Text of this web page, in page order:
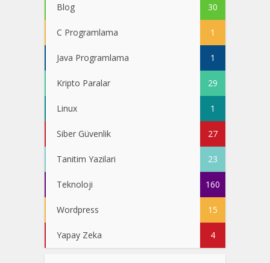
Blog 30
C Programlama 1
Java Programlama 1
Kripto Paralar 29
Linux 1
Siber Güvenlik 27
Tanitim Yazilari 23
Teknoloji 160
Wordpress 15
Yapay Zeka 4